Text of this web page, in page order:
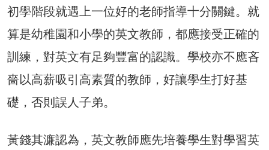
初學階段就遇上一位好的老師指導十分關鍵。就
算是幼稚園和小學的英文教師，都應接受正確的
訓練，對英文有足夠豐富的認識。學校亦不應吝
嗇以高薪吸引高素質的教師，好讓學生打好基
礎，否則誤人子弟。
黃錢其濂認為，英文教師應先培養學生對學習英